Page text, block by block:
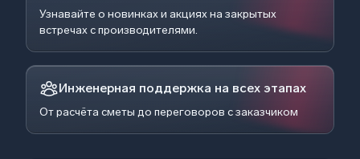
Узнавайте о новинках и акциях на закрытых
встречах с производителями.
Инженерная поддержка на всех этапах
От расчёта сметы до переговоров с заказчиком